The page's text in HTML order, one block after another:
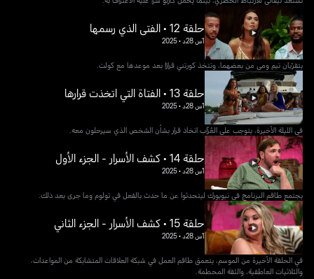
حلقة 12 • الفتى الذي رسمها
1س 28د •
2025
يتقرّبان تيم ومي من بعضهما، وتتخذ كورتني قرارًا بعد موعدها مع كولت.
حلقة 13 • الفتاة التي اتخذت قرارها
1س 28د •
2025
في الليلة الأخيرة، يتوجب على العُزّاب اتخاذ قرار بشأن الشخص الذي سيرحلون معه.
حلقة 14 • كشف الأسرار - الجزء الأول
1س 28د •
2025
يجتمع طاقم البرنامج في نيويورك ليتحدثوا عن ما حدث بالفعل في تولوم وما جرى بعد ذلك.
حلقة 15 • كشف الأسرار - الجزء الثاني
1س 28د •
2025
في الحلقة الأخيرة من الموسم، يتعمق طاقم العمل في شبكة العلاقات المتشابكة من المواعدات،
والثلاثيات العاطفية، والثقة المحطمة.